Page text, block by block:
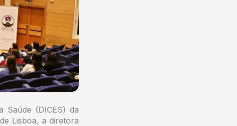
Saúde (DICES) da
Lisboa, a diretora